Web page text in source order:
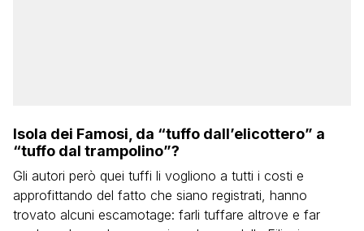
Isola dei Famosi, da “tuffo dall’elicottero” a
“tuffo dal trampolino”?
Gli autori però quei tuffi li vogliono a tutti i costi e
approfittando del fatto che siano registrati, hanno
trovato alcuni escamotage: farli tuffare altrove e far